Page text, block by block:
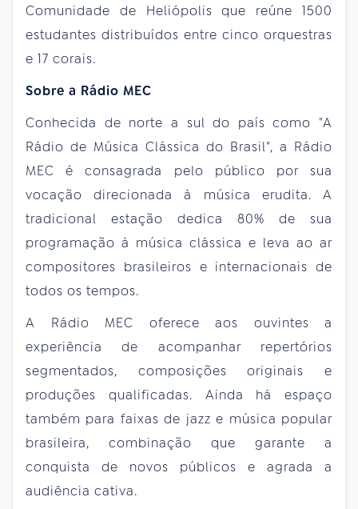
Comunidade de Heliópolis que reúne 1500
estudantes distribuídos entre cinco orquestras
e 17 corais.
Sobre a Rádio MEC
Conhecida de norte a sul do país como "A
Rádio de Música Clássica do Brasil", a Rádio
MEC é consagrada pelo público por sua
vocação direcionada à música erudita. A
tradicional estação dedica 80% de sua
programação à música clássica e leva ao ar
compositores brasileiros e internacionais de
todos os tempos.
A Rádio MEC oferece aos ouvintes a
experiência de acompanhar repertórios
segmentados, composições originais e
produções qualificadas. Ainda há espaço
também para faixas de jazz e música popular
brasileira, combinação que garante a
conquista de novos públicos e agrada a
audiência cativa.